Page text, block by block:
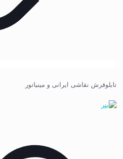
تابلوفرش نقاشی ایرانی و مینیاتور